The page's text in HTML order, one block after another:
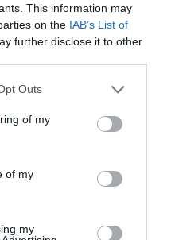
This information may
on the IAB’s List of
further disclose it to other
Outs
of my
of my
my